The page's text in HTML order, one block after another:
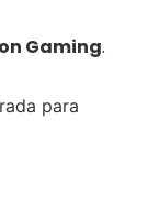
Gaming.
para